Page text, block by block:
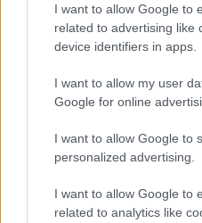
I want to allow Google to
related to advertising like
device identifiers in apps.
I want to allow my user
Google for online
I want to allow Google to
personalized advertising.
I want to allow Google to
related to analytics like
Aκολουθήστε μας
παντού…